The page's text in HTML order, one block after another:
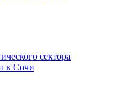
сектора
в Сочи